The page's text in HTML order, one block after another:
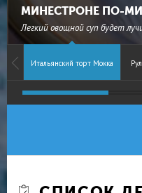
МИНЕСТРОНЕ ПО-
Легкий овощной суп будет
Итальянский торт Мокка